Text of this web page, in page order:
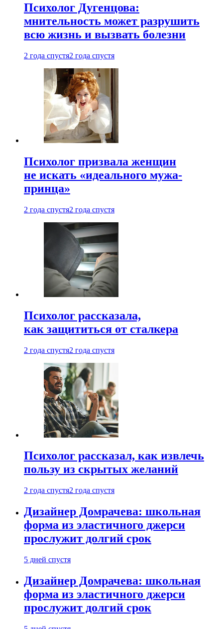
Психолог Дугенцова:
мнительность может разрушить
всю жизнь и вызвать болезни
2 года спустя2 года спустя
Психолог призвала женщин
не искать «идеального мужа-
принца»
2 года спустя2 года спустя
Психолог рассказала,
как защититься от сталкера
2 года спустя2 года спустя
Психолог рассказал, как извлечь
пользу из скрытых желаний
2 года спустя2 года спустя
Дизайнер Домрачева: школьная
форма из эластичного джерси
прослужит долгий срок
5 дней спустя
Дизайнер Домрачева: школьная
форма из эластичного джерси
прослужит долгий срок